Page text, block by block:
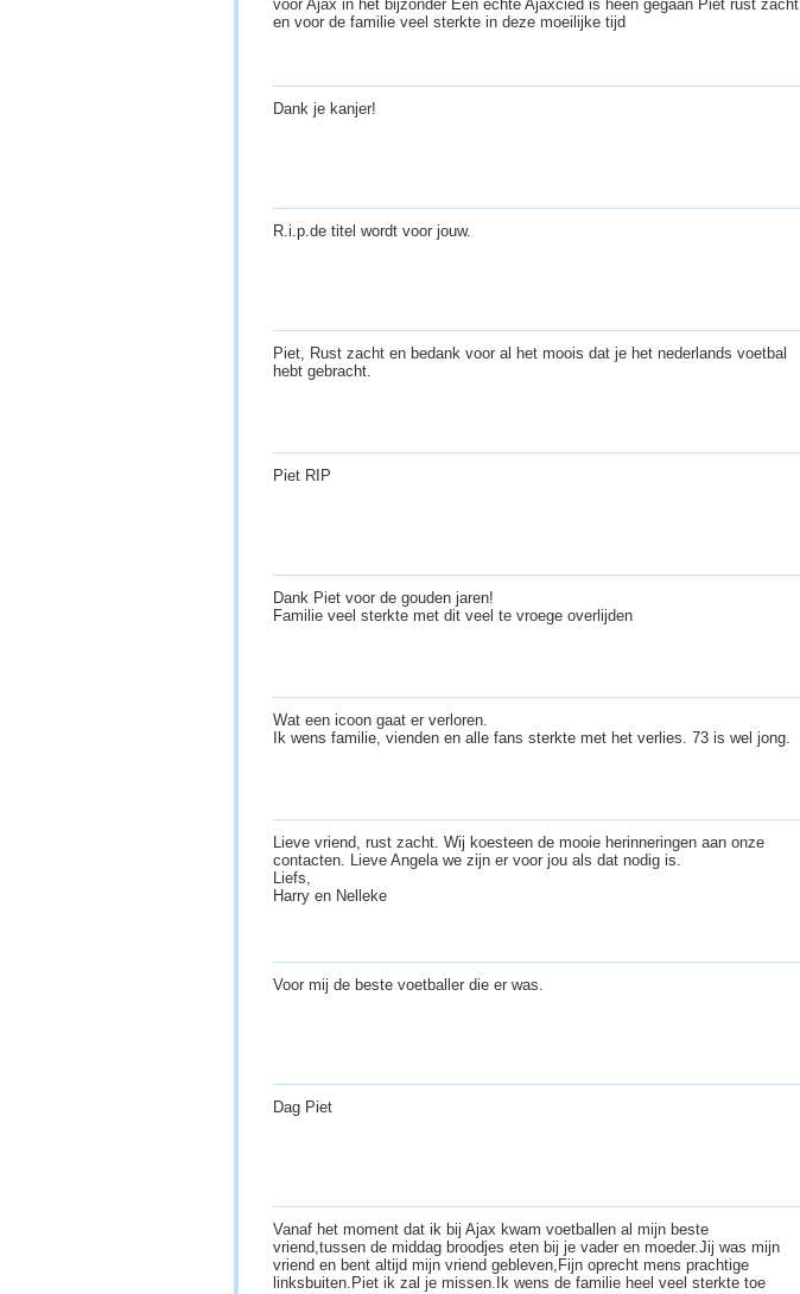
voor Ajax in het bijzonder Een echte Ajaxcied is heen gegaan Piet rust zacht
en voor de familie veel sterkte in deze moeilijke tijd
Dank je kanjer!
R.i.p.de titel wordt voor jouw.
Piet, Rust zacht en bedank voor al het moois dat je het nederlands voetbal
hebt gebracht.
Piet RIP
Dank Piet voor de gouden jaren!
Familie veel sterkte met dit veel te vroege overlijden
Wat een icoon gaat er verloren.
Ik wens familie, vienden en alle fans sterkte met het verlies. 73 is wel jong.
Lieve vriend, rust zacht. Wij koesteen de mooie herinneringen aan onze
contacten. Lieve Angela we zijn er voor jou als dat nodig is.
Liefs,
Harry en Nelleke
Voor mij de beste voetballer die er was.
Dag Piet
Vanaf het moment dat ik bij Ajax kwam voetballen al mijn beste
vriend,tussen de middag broodjes eten bij je vader en moeder.Jij was mijn
vriend en bent altijd mijn vriend gebleven,Fijn oprecht mens prachtige
linksbuiten.Piet ik zal je missen.Ik wens de familie heel veel sterkte toe